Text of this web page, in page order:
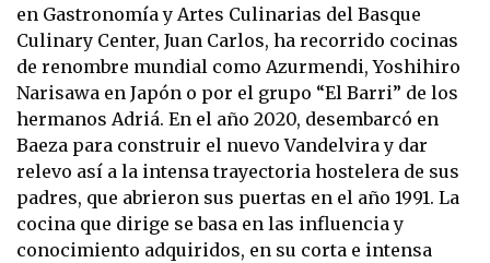
en Gastronomía y Artes Culinarias del Basque
Culinary Center, Juan Carlos, ha recorrido cocinas
de renombre mundial como Azurmendi, Yoshihiro
Narisawa en Japón o por el grupo “El Barri” de los
hermanos Adriá. En el año 2020, desembarcó en
Baeza para construir el nuevo Vandelvira y dar
relevo así a la intensa trayectoria hostelera de sus
padres, que abrieron sus puertas en el año 1991. La
cocina que dirige se basa en las influencia y
conocimiento adquiridos, en su corta e intensa